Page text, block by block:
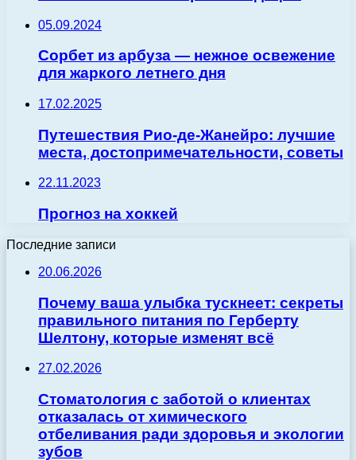
05.09.2024
Сорбет из арбуза — нежное освежение
для жаркого летнего дня
17.02.2025
Путешествия Рио-де-Жанейро: лучшие
места, достопримечательности, советы
22.11.2023
Прогноз на хоккей
Последние записи
20.06.2026
Почему ваша улыбка тускнеет: секреты
правильного питания по Герберту
Шелтону, которые изменят всё
27.02.2026
Стоматология с заботой о клиентах
отказалась от химического
отбеливания ради здоровья и экологии
зубов